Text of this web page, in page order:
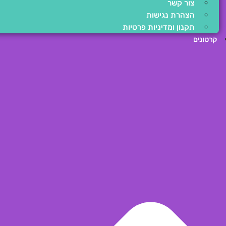
צור קשר
הצהרת נגישות
תקנון ומדיניות פרטיות
קרטונים